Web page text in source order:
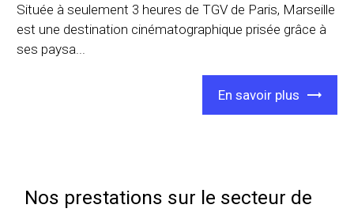
Située à seulement 3 heures de TGV de Paris, Marseille
est une destination cinématographique prisée grâce à
ses paysa...
En savoir plus
Nos prestations sur le secteur de